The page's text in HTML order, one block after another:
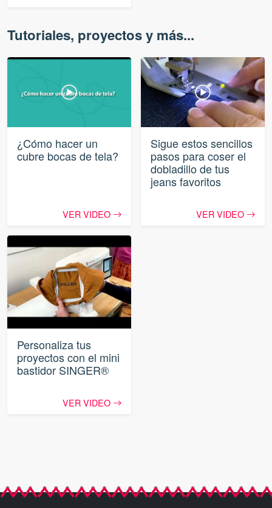
Tutoriales, proyectos y más...
¿Cómo hacer un
cubre bocas de tela?
VER VIDEO
Sigue estos sencillos
pasos para coser el
dobladillo de tus
jeans favoritos
VER VIDEO
Personaliza tus
proyectos con el mini
bastidor SINGER®
VER VIDEO